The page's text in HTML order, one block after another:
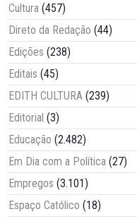
Cultura (457)
Direto da Redação (44)
Edições (238)
Editais (45)
EDITH CULTURA (239)
Editorial (3)
Educação (2.482)
Em Dia com a Política (27)
Empregos (3.101)
Espaço Católico (18)